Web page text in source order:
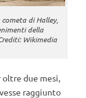
di Halley,
della
Wikimedia
oltre due mesi,
raggiunto